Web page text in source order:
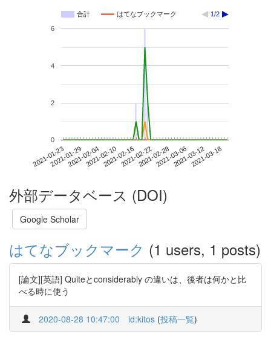
合計 はてなブックマーク 1/2
2021-01-232021-01-292021-02-042021-02-102021-02-162021-02-222021-02-282021-03-062021-03-122021-03-18
0
2
4
6
外部データベース (DOI)
Google Scholar
はてなブックマーク (1 users, 1 posts)
[論文][英語] Quiteとconsiderably の違いは、後者は何かと比
べる時に使う
2020-08-28 10:47:00 id:kitos (投稿一覧)